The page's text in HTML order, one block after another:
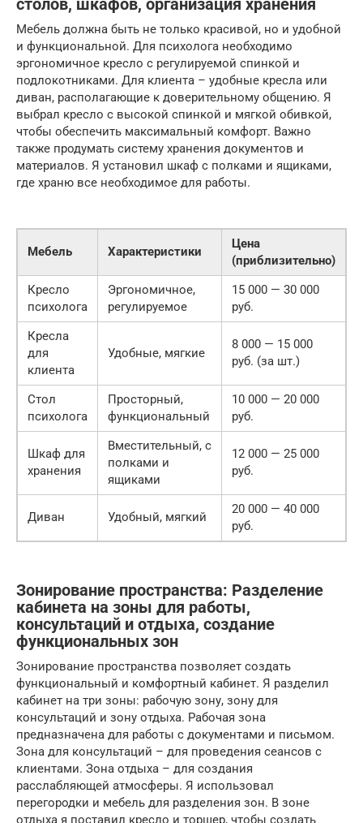
столов, шкафов, организация хранения
Мебель должна быть не только красивой, но и удобной
и функциональной. Для психолога необходимо
эргономичное кресло с регулируемой спинкой и
подлокотниками. Для клиента – удобные кресла или
диван, располагающие к доверительному общению. Я
выбрал кресло с высокой спинкой и мягкой обивкой,
чтобы обеспечить максимальный комфорт. Важно
также продумать систему хранения документов и
материалов. Я установил шкаф с полками и ящиками,
где храню все необходимое для работы.
Мебель Характеристики
Цена
(приблизительно)
Кресло
психолога
Эргономичное,
регулируемое
15 000 — 30 000
руб.
Кресла
для
клиента
Удобные, мягкие
8 000 — 15 000
руб. (за шт.)
Стол
психолога
Просторный,
функциональный
10 000 — 20 000
руб.
Шкаф для
хранения
Вместительный, с
полками и
ящиками
12 000 — 25 000
руб.
Диван Удобный, мягкий
20 000 — 40 000
руб.
Зонирование пространства: Разделение
кабинета на зоны для работы,
консультаций и отдыха, создание
функциональных зон
Зонирование пространства позволяет создать
функциональный и комфортный кабинет. Я разделил
кабинет на три зоны: рабочую зону, зону для
консультаций и зону отдыха. Рабочая зона
предназначена для работы с документами и письмом.
Зона для консультаций – для проведения сеансов с
клиентами. Зона отдыха – для создания
расслабляющей атмосферы. Я использовал
перегородки и мебель для разделения зон. В зоне
отдыха я поставил кресло и торшер, чтобы создать